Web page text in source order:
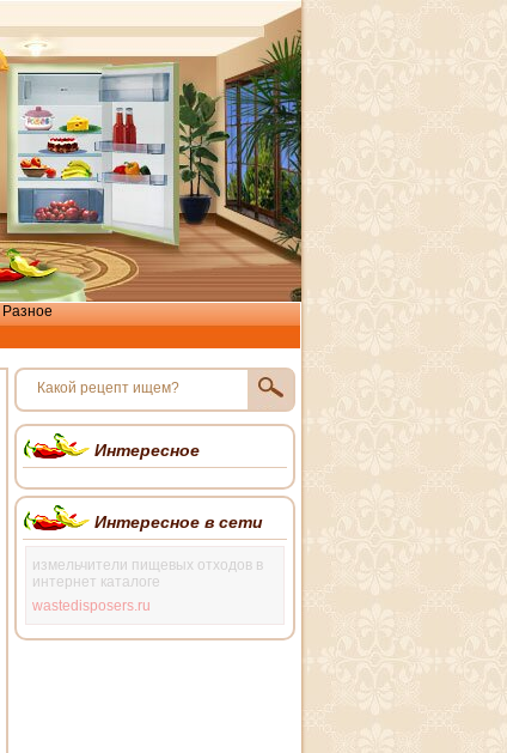
Разное
Интересное
Интересное в сети
измельчители пищевых отходов в
интернет каталоге
wastedisposers.ru